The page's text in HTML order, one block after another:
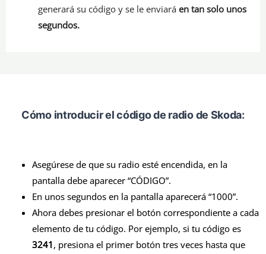
generará su código y se le enviará en tan solo unos
segundos.
Cómo introducir el código de radio de Skoda:
Asegúrese de que su radio esté encendida, en la
pantalla debe aparecer “CÓDIGO”.
En unos segundos en la pantalla aparecerá “1000”.
Ahora debes presionar el botón correspondiente a cada
elemento de tu código. Por ejemplo, si tu código es
3241 , presiona el primer botón tres veces hasta que